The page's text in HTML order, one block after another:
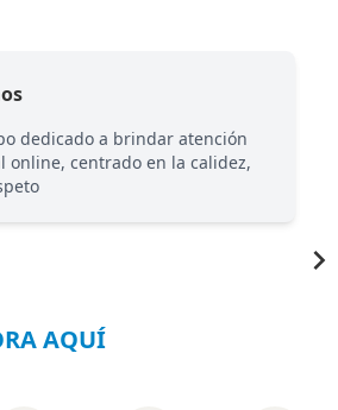
dedicado a brindar atención
online, centrado en la calidez,
AQUÍ